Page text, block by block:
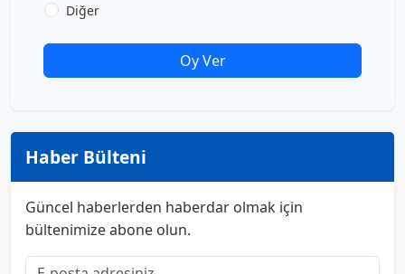
Diğer
Oy Ver
Haber Bülteni
Güncel haberlerden haberdar olmak için
bültenimize abone olun.